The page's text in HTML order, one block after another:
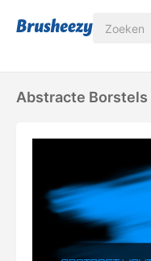
Abstracte Borstels